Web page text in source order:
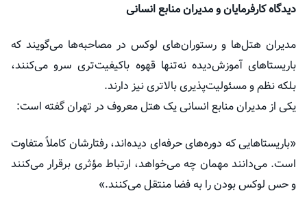
دیدگاه کارفرمایان و مدیران منابع انسانی
مدیران هتل‌ها و رستوران‌های لوکس در مصاحبه‌ها می‌گویند که
باریستاهای آموزش‌دیده نه‌تنها قهوه باکیفیت‌تری سرو می‌کنند،
بلکه نظم و مسئولیت‌پذیری بالاتری نیز دارند.
یکی از مدیران منابع انسانی یک هتل معروف در تهران گفته است:
«باریستاهایی که دوره‌های حرفه‌ای دیده‌اند، رفتارشان کاملاً متفاوت
است. می‌دانند مهمان چه می‌خواهد، ارتباط مؤثری برقرار می‌کنند
و حس لوکس بودن را به فضا منتقل می‌کنند.»